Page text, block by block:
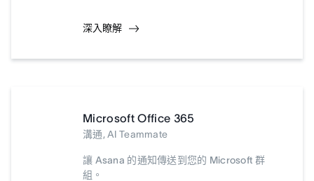
深入瞭解
Microsoft Office 365
溝通, AI Teammate
讓 Asana 的通知傳送到您的 Microsoft 群
組。